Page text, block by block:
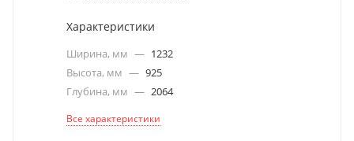
Характеристики
Ширина, мм — 1232
Высота, мм — 925
Глубина, мм — 2064
Все характеристики